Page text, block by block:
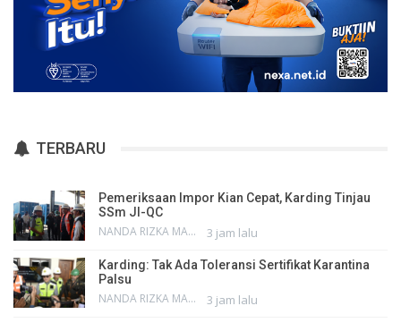
TERBARU
Pemeriksaan Impor Kian Cepat, Karding Tinjau
SSm JI-QC
NANDA RIZKA MAHENDRA 3 jam lalu
Karding: Tak Ada Toleransi Sertifikat Karantina
Palsu
NANDA RIZKA MAHENDRA 3 jam lalu